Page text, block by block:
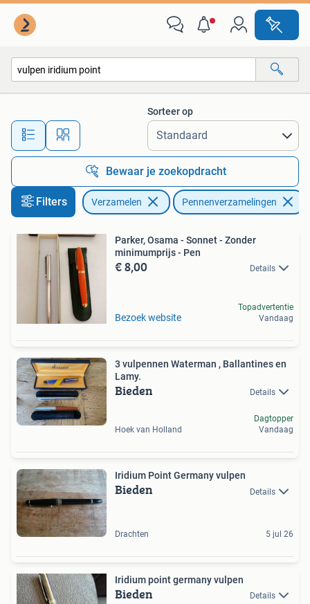
Alle afstanden…
Sorteer op
Bewaar je zoekopdracht
Filters Verzamelen Pennenverzamelingen
Parker, Osama - Sonnet - Zonder
minimumprijs - Pen
€ 8,00 Details
Bezoek website
Topadvertentie
Vandaag
3 vulpennen Waterman , Ballantines en
Lamy.
Bieden Details
Hoek van Holland
Dagtopper
Vandaag
Iridium Point Germany vulpen
Bieden Details
Drachten 5 jul 26
Iridium point germany vulpen
Bieden Details